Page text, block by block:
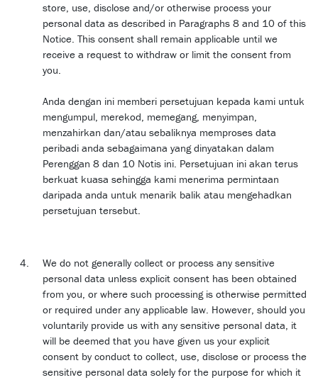
store, use, disclose and/or otherwise process your
personal data as described in Paragraphs 8 and 10 of this
Notice. This consent shall remain applicable until we
receive a request to withdraw or limit the consent from
you.
Anda dengan ini memberi persetujuan kepada kami untuk
mengumpul, merekod, memegang, menyimpan,
menzahirkan dan/atau sebaliknya memproses data
peribadi anda sebagaimana yang dinyatakan dalam
Perenggan 8 dan 10 Notis ini. Persetujuan ini akan terus
berkuat kuasa sehingga kami menerima permintaan
daripada anda untuk menarik balik atau mengehadkan
persetujuan tersebut.
We do not generally collect or process any sensitive
personal data unless explicit consent has been obtained
from you, or where such processing is otherwise permitted
or required under any applicable law. However, should you
voluntarily provide us with any sensitive personal data, it
will be deemed that you have given us your explicit
consent by conduct to collect, use, disclose or process the
sensitive personal data solely for the purpose for which it